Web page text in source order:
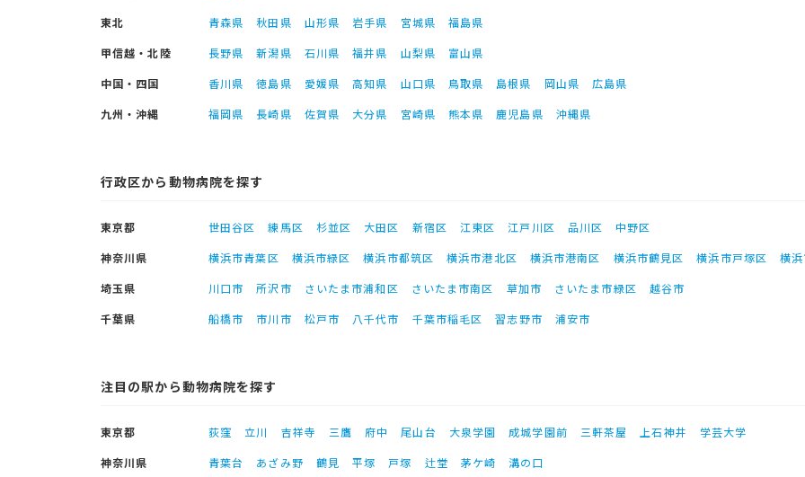
東北
青森県 秋田県 山形県 岩手県 宮城県
福島県
甲信越・北陸
長野県 新潟県 石川県 福井県 山梨県
富山県
中国・四国
香川県 徳島県 愛媛県 高知県 山口県 鳥取県 島根県 岡山県
広島県
九州・沖縄
福岡県 長崎県 佐賀県 大分県 宮崎県 熊本県 鹿児島県 沖縄県
行政区から動物病院を探す
東京都 世田谷区 練馬区 杉並区 大田区 新宿区 江東区 江戸川区 品川区
中野区
神奈川県
横浜市青葉区 横浜市緑区 横浜市都筑区 横浜市港北区 横浜市港南区 横浜市鶴見区 横浜市戸塚区
横
埼玉県
川口市 所沢市 さいたま市浦和区 さいたま市南区 草加市 さいたま市緑区
越谷市
千葉県
船橋市 市川市 松戸市 八千代市 千葉市稲毛区 習志野市 浦安市
注目の駅から動物病院を探す
東京都 荻窪 立川 吉祥寺 三鷹 府中 尾山台 大泉学園 成城学園前 三軒茶屋 上石神井
学芸大学
神奈川県
青葉台 あざみ野 鶴見 平塚 戸塚 辻堂 茅ケ崎
溝の口